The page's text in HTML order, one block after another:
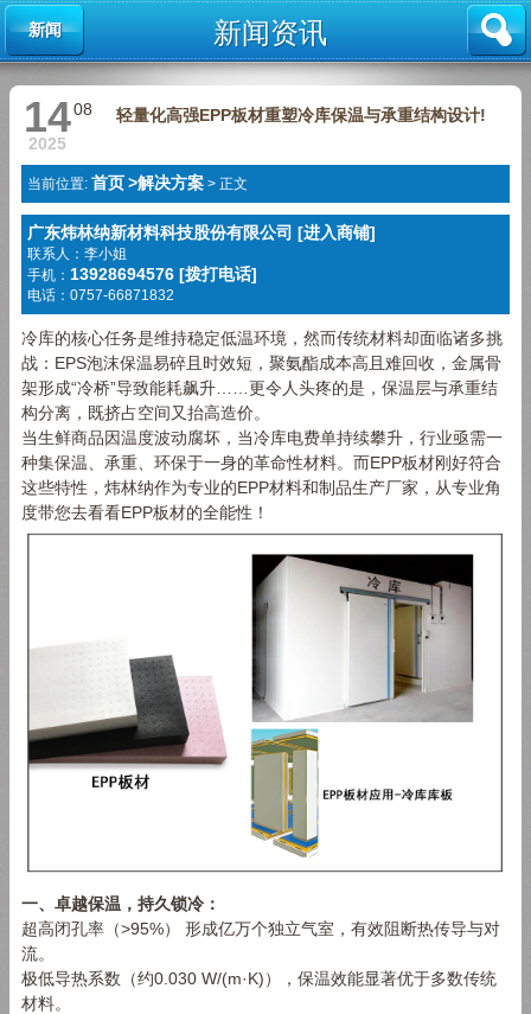
新闻 新闻资讯
08
14
2025
轻量化高强EPP板材重塑冷库保温与承重结构设计!
当前位置: 首页>解决方案 > 正文
广东炜林纳新材料科技股份有限公司 [进入商铺]
联系人：李小姐
手机： 13928694576 [拨打电话]
电话：0757-66871832
冷库的核心任务是维持稳定低温环境，然而传统材料却面临诸多挑
战：EPS泡沫保温易碎且时效短，聚氨酯成本高且难回收，金属骨
架形成“冷桥”导致能耗飙升……更令人头疼的是，保温层与承重结
构分离，既挤占空间又抬高造价。
当生鲜商品因温度波动腐坏，当冷库电费单持续攀升，行业亟需一
种集保温、承重、环保于一身的革命性材料。而EPP板材刚好符合
这些特性，炜林纳作为专业的EPP材料和制品生产厂家，从专业角
度带您去看看EPP板材的全能性！
一、卓越保温，持久锁冷：
超高闭孔率（>95%） 形成亿万个独立气室，有效阻断热传导与对
流。
极低导热系数（约0.030 W/(m·K)），保温效能显著优于多数传统
材料。